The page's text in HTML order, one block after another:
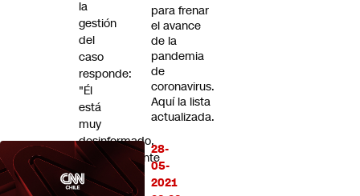
para frenar
el avance
de la
pandemia
de
coronavirus.
Aquí la lista
actualizada.
28-
05-
2021
la
gestión
del
caso
responde:
"Él
está
muy
desinformado,
probablemente
no
le